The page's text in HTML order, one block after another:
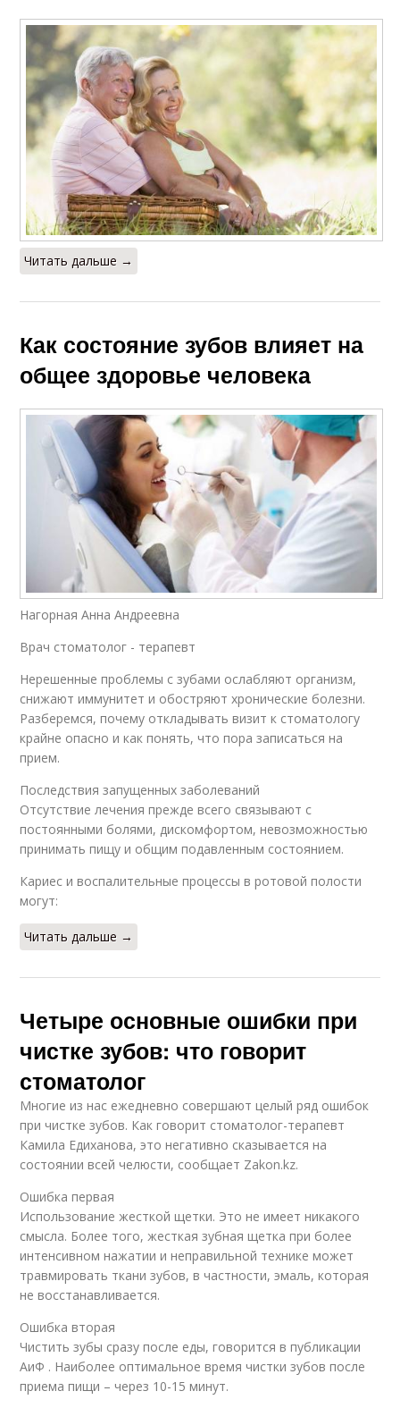
Читать дальше →
Как состояние зубов влияет на
общее здоровье человека
Нагорная Анна Андреевна
Врач стоматолог - терапевт
Нерешенные проблемы с зубами ослабляют организм,
снижают иммунитет и обостряют хронические болезни.
Разберемся, почему откладывать визит к стоматологу
крайне опасно и как понять, что пора записаться на
прием.
Последствия запущенных заболеваний
Отсутствие лечения прежде всего связывают с
постоянными болями, дискомфортом, невозможностью
принимать пищу и общим подавленным состоянием.
Кариес и воспалительные процессы в ротовой полости
могут:
Читать дальше →
Четыре основные ошибки при
чистке зубов: что говорит
стоматолог
Многие из нас ежедневно совершают целый ряд ошибок
при чистке зубов. Как говорит стоматолог-терапевт
Камила Едиханова, это негативно сказывается на
состоянии всей челюсти, сообщает Zakon.kz.
Ошибка первая
Использование жесткой щетки. Это не имеет никакого
смысла. Более того, жесткая зубная щетка при более
интенсивном нажатии и неправильной технике может
травмировать ткани зубов, в частности, эмаль, которая
не восстанавливается.
Ошибка вторая
Чистить зубы сразу после еды, говорится в публикации
АиФ . Наиболее оптимальное время чистки зубов после
приема пищи – через 10-15 минут.